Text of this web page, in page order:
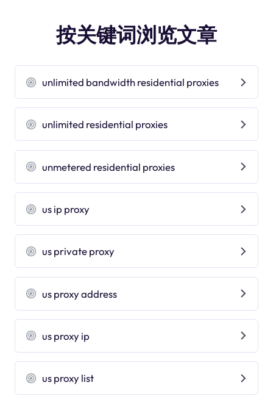
按关键词浏览文章
unlimited bandwidth residential proxies
unlimited residential proxies
unmetered residential proxies
us ip proxy
us private proxy
us proxy address
us proxy ip
us proxy list